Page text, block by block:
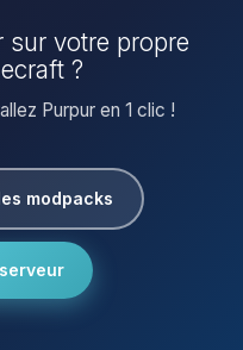
sur votre propre
?
Purpur en 1 clic !
modpacks